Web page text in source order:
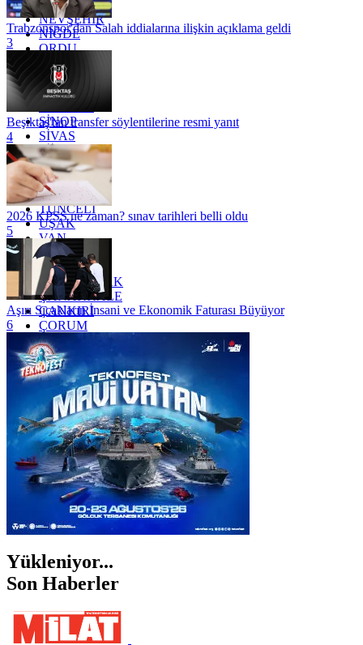
MUŞ
NEVŞEHİR
NİĞDE
ORDU
OSMANİYE
RİZE
SAKARYA
SİNOP
SİVAS
SİİRT
TEKİRDAĞ
TOKAT
TRABZON
TUNCELİ
UŞAK
VAN
YALOVA
YOZGAT
ZONGULDAK
ÇANAKKALE
ÇANKIRI
ÇORUM
İSTANBUL
İZMİR
ŞANLIURFA
ŞIRNAK
Trabzonspor'dan Salah iddialarına ilişkin açıklama geldi
3
Beşiktaş'tan transfer söylentilerine resmi yanıt
4
2026 KPSS ne zaman? sınav tarihleri belli oldu
5
Aşırı Sıcakların İnsani ve Ekonomik Faturası Büyüyor
6
Yükleniyor...
Son Haberler